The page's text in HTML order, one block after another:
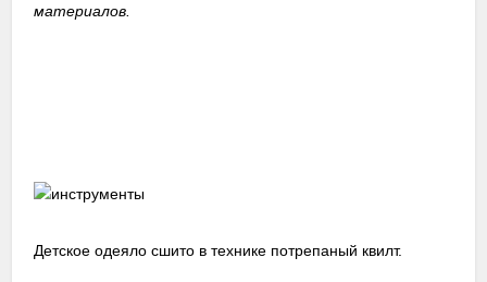
материалов.
Детское одеяло сшито в технике потрепаный квилт.